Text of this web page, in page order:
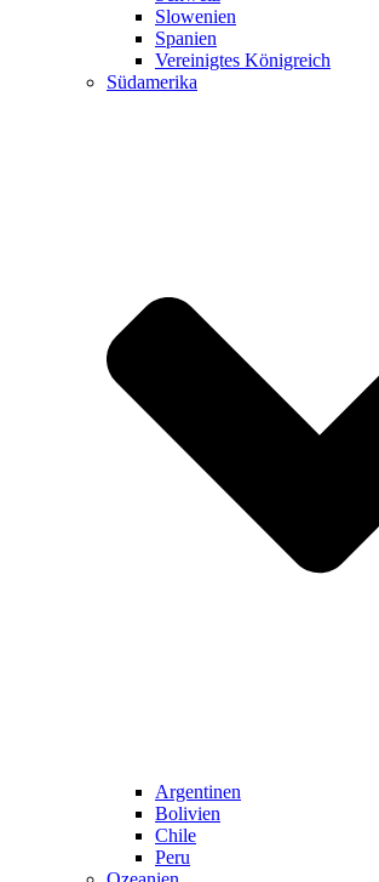
Slowenien
Spanien
Vereinigtes Königreich
Südamerika
Argentinen
Bolivien
Chile
Peru